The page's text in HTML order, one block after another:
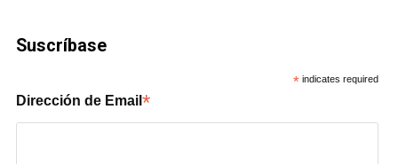
Suscríbase
* indicates required
Dirección de Email*